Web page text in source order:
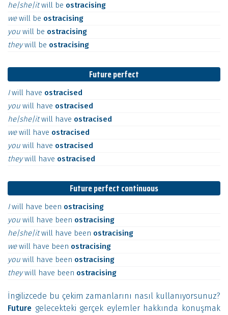
he|she|itwill be ostracising
wewill be ostracising
you will be ostracising
theywill be ostracising
Future perfect
Iwill have ostracised
you will have ostracised
he|she|itwill have ostracised
wewill have ostracised
you will have ostracised
theywill have ostracised
Future perfect continuous
Iwill have been ostracising
you will have been ostracising
he|she|itwill have been ostracising
wewill have been ostracising
you will have been ostracising
theywill have been ostracising
İngilizcede bu çekim zamanlarını nasıl kullanıyorsunuz?
Future gelecekteki gerçek eylemler hakkında konuşmak